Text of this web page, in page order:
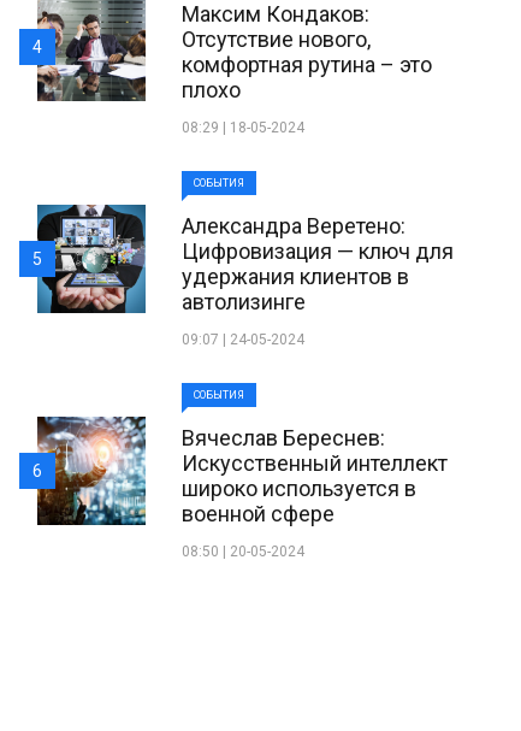
Максим Кондаков:
Отсутствие нового,
комфортная рутина – это
плохо
08:29 | 18-05-2024
4
СОБЫТИЯ
Александра Веретено:
Цифровизация — ключ для
удержания клиентов в
автолизинге
09:07 | 24-05-2024
5
СОБЫТИЯ
Вячеслав Береснев:
Искусственный интеллект
широко используется в
военной сфере
08:50 | 20-05-2024
6